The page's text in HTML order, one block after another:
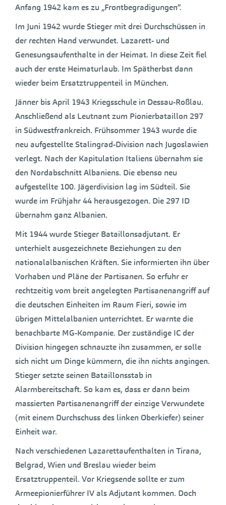
Anfang 1942 kam es zu „Frontbegradigungen“.
Im Juni 1942 wurde Stieger mit drei Durchschüssen in
der rechten Hand verwundet. Lazarett- und
Genesungsaufenthalte in der Heimat. In diese Zeit fiel
auch der erste Heimaturlaub. Im Spätherbst dann
wieder beim Ersatztruppenteil in München.
Jänner bis April 1943 Kriegsschule in Dessau-Roßlau.
Anschließend als Leutnant zum Pionierbataillon 297
in Südwestfrankreich. Frühsommer 1943 wurde die
neu aufgestellte Stalingrad-Division nach Jugoslawien
verlegt. Nach der Kapitulation Italiens übernahm sie
den Nordabschnitt Albaniens. Die ebenso neu
aufgestellte 100. Jägerdivision lag im Südteil. Sie
wurde im Frühjahr 44 herausgezogen. Die 297 ID
übernahm ganz Albanien.
Mit 1944 wurde Stieger Bataillonsadjutant. Er
unterhielt ausgezeichnete Beziehungen zu den
nationalalbanischen Kräften. Sie informierten ihn über
Vorhaben und Pläne der Partisanen. So erfuhr er
rechtzeitig vom breit angelegten Partisanenangriff auf
die deutschen Einheiten im Raum Fieri, sowie im
übrigen Mittelalbanien unterrichtet. Er warnte die
benachbarte MG-Kompanie. Der zuständige IC der
Division hingegen schnauzte ihn zusammen, er solle
sich nicht um Dinge kümmern, die ihn nichts angingen.
Stieger setzte seinen Bataillonsstab in
Alarmbereitschaft. So kam es, dass er dann beim
massierten Partisanenangriff der einzige Verwundete
(mit einem Durchschuss des linken Oberkiefer) seiner
Einheit war.
Nach verschiedenen Lazarettaufenthalten in Tirana,
Belgrad, Wien und Breslau wieder beim
Ersatztruppenteil. Vor Kriegsende sollte er zum
Armeepionierführer IV als Adjutant kommen. Doch